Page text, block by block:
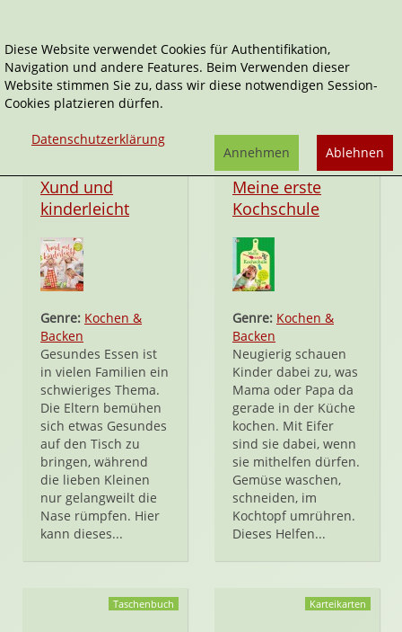
Kinderkochbuch
Xund und
kinderleicht
Genre: Kochen &
Backen
Gesundes Essen ist
in vielen Familien ein
schwieriges Thema.
Die Eltern bemühen
sich etwas Gesundes
auf den Tisch zu
bringen, während
die lieben Kleinen
nur gelangweilt die
Nase rümpfen. Hier
kann dieses...
Hardcover
Meine erste
Kochschule
Genre: Kochen &
Backen
Neugierig schauen
Kinder dabei zu, was
Mama oder Papa da
gerade in der Küche
kochen. Mit Eifer
sind sie dabei, wenn
sie mithelfen dürfen.
Gemüse waschen,
schneiden, im
Kochtopf umrühren.
Dieses Helfen...
Taschenbuch Karteikarten
Diese Website verwendet Cookies für Authentifikation,
Navigation und andere Features. Beim Verwenden dieser
Website stimmen Sie zu, dass wir diese notwendigen Session-
Cookies platzieren dürfen.
Datenschutzerklärung
Ablehnen
Annehmen